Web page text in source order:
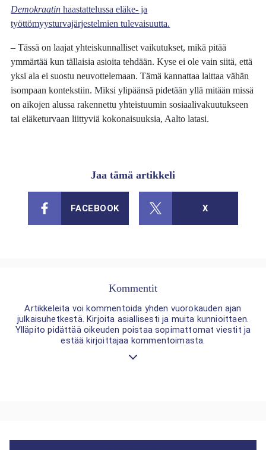
Demokraatin haastattelussa eläke- ja
työttömyysturvajärjestelmien tulevaisuutta.
– Tässä on laajat yhteiskunnalliset vaikutukset, mikä pitää
ymmärtää kun tällaisia asioita tehdään. Kyse ei ole vain siitä, että
yksi ala ei suostu neuvottelemaan. Tämä kannattaa laittaa vähän
isompaan kontekstiin. Miksi ylipäänsä pidetään yllä mitään missä
on aikojen alussa rakennettu yhteistuumin sosiaalivakuutukseen
tai eläketurvaan liittyviä kokonaisuuksia, Aalto latasi.
Jaa tämä artikkeli
FACEBOOK X
Kommentit
Artikkeleita voi kommentoida yhden vuorokauden ajan
julkaisuhetkestä. Kirjoita asiallisesti ja muita kunnioittaen.
Ylläpito pidättää oikeuden poistaa sopimattomat viestit ja
estää kirjoittajaa kommentoimasta.